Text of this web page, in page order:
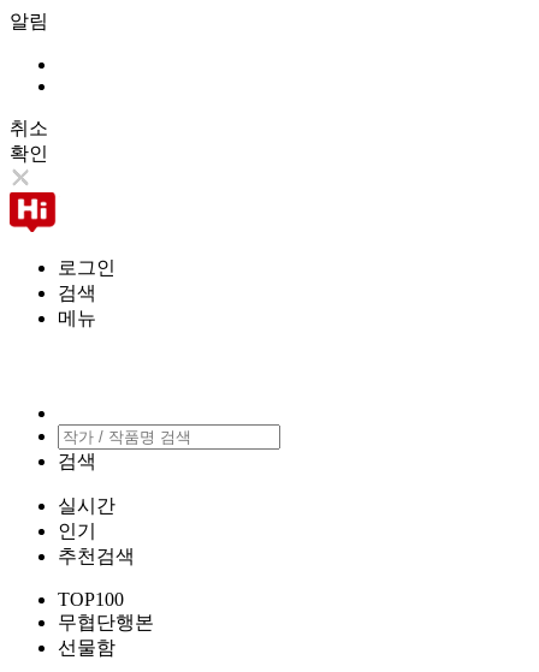
알림
취소
확인
로그인
검색
메뉴
검색
실시간
인기
추천검색
TOP100
무협단행본
선물함